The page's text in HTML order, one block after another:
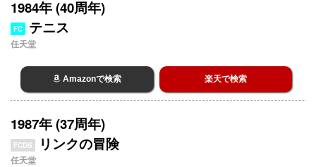
1984年 (40周年)
FC テニス
任天堂
Amazonで検索 楽天で検索
1987年 (37周年)
FCDS リンクの冒険
任天堂